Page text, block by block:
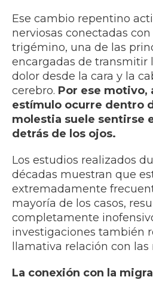
Ese cambio repentino
nerviosas conectadas
trigémino, una de las
encargadas de transmitir
dolor desde la cara y la
cerebro. Por ese motivo,
estímulo ocurre dentro
molestia suele sentirse
detrás de los ojos.
Los estudios realizados
décadas muestran que
extremadamente
mayoría de los casos,
completamente
investigaciones también
llamativa relación con las
La conexión con la